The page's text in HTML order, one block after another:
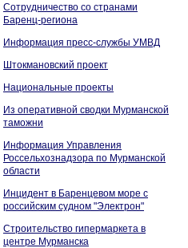
Сотрудничество со странами
Баренц-региона
Информация пресс-службы УМВД
Штокмановский проект
Национальные проекты
Из оперативной сводки Мурманской
таможни
Информация Управления
Россельхознадзора по Мурманской
области
Инцидент в Баренцевом море с
российским судном "Электрон"
Строительство гипермаркета в
центре Мурманска